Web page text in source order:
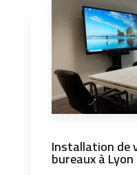
Installation de
bureaux à Lyon